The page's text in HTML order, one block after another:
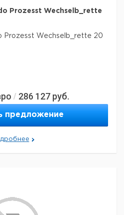
Prozesst Wechselb_rette
Prozesst Wechselb_rette 20
/ 286 127 руб.
предложение